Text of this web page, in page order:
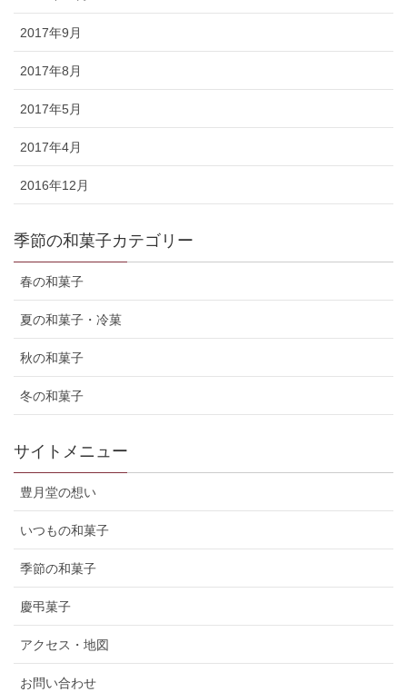
2017年9月
2017年8月
2017年5月
2017年4月
2016年12月
季節の和菓子カテゴリー
春の和菓子
夏の和菓子・冷菓
秋の和菓子
冬の和菓子
サイトメニュー
豊月堂の想い
いつもの和菓子
季節の和菓子
慶弔菓子
アクセス・地図
お問い合わせ